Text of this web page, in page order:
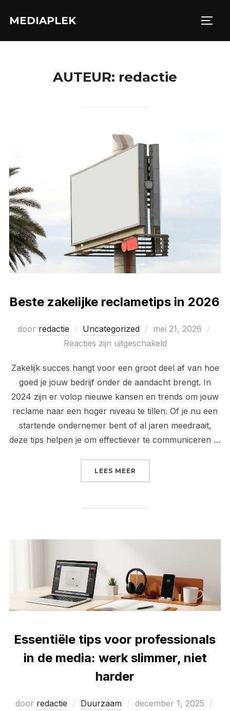
naarMEDIAPLEK
AUTEUR: redactie
Beste zakelijke reclametips in 2026
door redactie Uncategorized
Geplaatst
op
mei 21, 2026
Reacties zijn uitgeschakeld
Zakelijk succes hangt voor een groot deel af van hoe
goed je jouw bedrijf onder de aandacht brengt. In
2024 zijn er volop nieuwe kansen en trends om jouw
reclame naar een hoger niveau te tillen. Of je nu een
startende ondernemer bent of al jaren meedraait,
deze tips helpen je om effectiever te communiceren …
LEES MEER
Essentiële tips voor professionals
in de media: werk slimmer, niet
harder
door redactie Duurzaam
Geplaatst
december 1, 2025